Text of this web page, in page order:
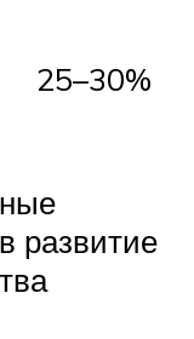
25–30%
развитие